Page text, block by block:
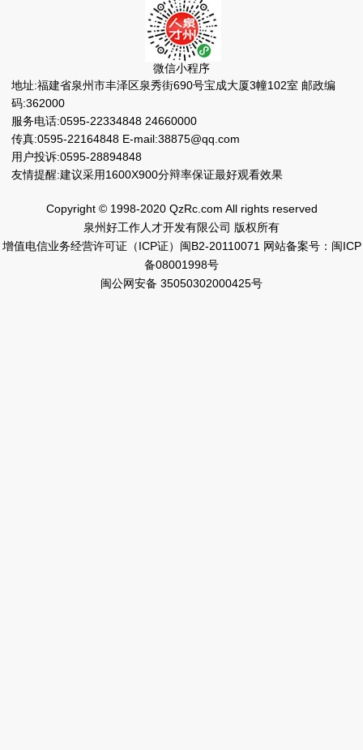
微信小程序
地址:福建省泉州市丰泽区泉秀街690号宝成大厦3幢102室 邮政编
码:362000
服务电话:0595-22334848 24660000
传真:0595-22164848 E-mail:38875@qq.com
用户投诉:0595-28894848
友情提醒:建议采用1600X900分辩率保证最好观看效果
Copyright © 1998-2020 QzRc.com All rights reserved
泉州好工作人才开发有限公司 版权所有
增值电信业务经营许可证（ICP证）闽B2-20110071 网站备案号：闽ICP
备08001998号
闽公网安备 35050302000425号